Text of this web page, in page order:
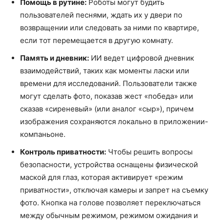
Помощь в рутине: Роботы могут будить
пользователей песнями, ждать их у двери по
возвращении или следовать за ними по квартире,
если тот перемещается в другую комнату.
Память и дневник: ИИ ведет цифровой дневник
взаимодействий, таких как моменты ласки или
времени для исследований. Пользователи также
могут сделать фото, показав жест «победа» или
сказав «сиреневый» (или аналог «сыр»), причем
изображения сохраняются локально в приложении-
компаньоне.
Контроль приватности: Чтобы решить вопросы
безопасности, устройства оснащены физической
маской для глаз, которая активирует «режим
приватности», отключая камеры и запрет на съемку
фото. Кнопка на голове позволяет переключаться
между обычным режимом, режимом ожидания и